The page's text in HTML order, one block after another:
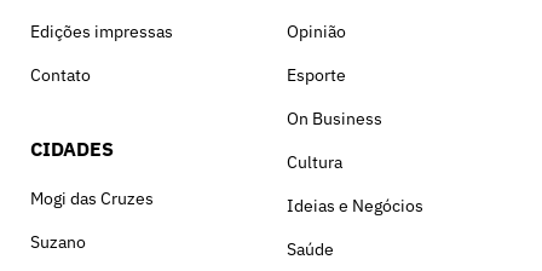
Edições impressas
Contato
CIDADES
Mogi das Cruzes
Suzano
Opinião
Esporte
On Business
Cultura
Ideias e Negócios
Saúde